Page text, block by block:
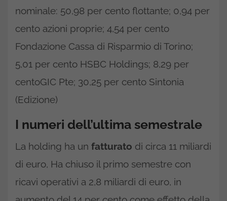
nominale: 50,98 per cento flottante; 0,94 per
cento azioni proprie; 4,54 per cento
Fondazione Cassa di Risparmio di Torino;
5,01 per cento HSBC Holdings; 8,29 per
centoGIC Pte; 30,25 per cento Sintonia
(Edizione)
I numeri dell’ultima semestrale
La holding ha un fatturato di circa 11 miliardi
di euro, Ha chiuso il primo semestre con
ricavi operativi a 2,8 miliardi di euro, in